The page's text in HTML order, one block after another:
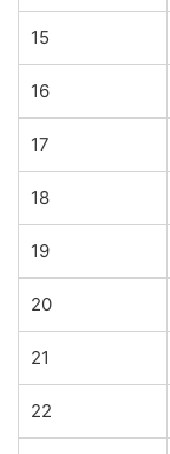
15
16
17
18
19
20
21
22